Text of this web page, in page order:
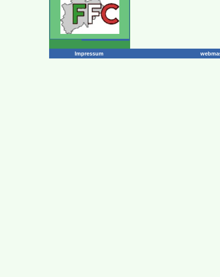
Impressum